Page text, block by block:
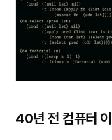
40년 전 컴퓨터